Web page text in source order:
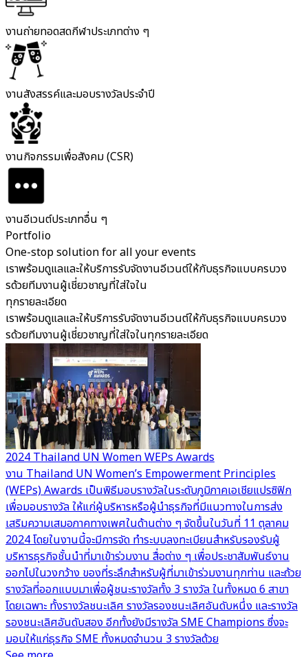
งานถ่ายทอดสดกีฬาประเภทต่าง ๆ
งานสังสรรค์และมอบรางวัลประจำปี
งานกิจกรรมเพื่อสังคม (CSR)
งานอีเวนต์ประเภทอื่น ๆ
Portfolio
One-stop solution for all your events
เราพร้อมดูแลและให้บริการรับจัดงานอีเวนต์ให้กับธุรกิจแบบครบวง
รด้วยทีมงานผู้เชี่ยวชาญที่ใส่ใจใน
ทุกรายละเอียด
เราพร้อมดูแลและให้บริการรับจัดงานอีเวนต์ให้กับธุรกิจแบบครบวง
รด้วยทีมงานผู้เชี่ยวชาญที่ใส่ใจในทุกรายละเอียด
2024 Thailand UN Women WEPs Awards
งาน Thailand UN Women’s Empowerment Principles
(WEPs) Awards เป็นพิธีมอบรางวัลในระดับภูมิภาคเอเชียแปรซิฟิก
เพื่อมอบรางวัล ให้แก่ผู้บริหารหรือผู้นำธุรกิจที่มีแนวทางในการส่ง
เสริมความเสมอภาคทางเพศในด้านต่าง ๆ จัดขึ้นในวันที่ 11 ตุลาคม
2024 โดยในงานนี้จะมีการจัด ทำระบบลงทะเบียนสำหรับรองรับผู้
บริหารธุรกิจชั้นนำที่มาเข้าร่วมงาน สื่อต่าง ๆ เพื่อประชาสัมพันธ์งาน
ออกไปในวงกว้าง ของที่ระลึกสำหรับผู้ที่มาเข้าร่วมงานทุกท่าน และถ้วย
รางวัลที่ออกแบบมาเพื่อผู้ชนะรางวัลทั้ง 3 รางวัล ในทั้งหมด 6 สาขา
โดยเฉพาะ ทั้งรางวัลชนะเลิศ รางวัลรองชนะเลิศอันดับหนึ่ง และรางวัล
รองชนะเลิศอันดับสอง อีกทั้งยังมีรางวัล SME Champions ซึ่งจะ
มอบให้แก่ธุรกิจ SME ทั้งหมดจำนวน 3 รางวัลด้วย